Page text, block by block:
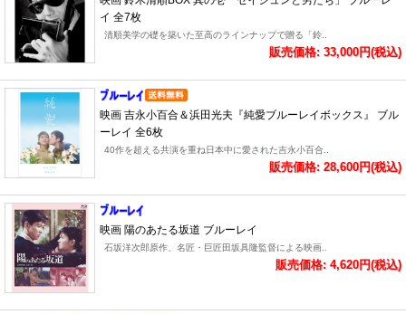
イ 全7枚
清順美学の礎を築いた至高のラインナップで贈る「鈴..
販売価格: 33,000円(税込)
映画 吉永小百合＆浜田光夫『純愛ブルーレイボックス』 ブル
ーレイ 全6枚
40作を超える共演を重ね日本中に愛された吉永小百合..
販売価格: 28,600円(税込)
映画 陽のあたる坂道 ブルーレイ
石坂洋次郎原作、名匠・巨匠田坂具隆監督による映画..
販売価格: 4,620円(税込)